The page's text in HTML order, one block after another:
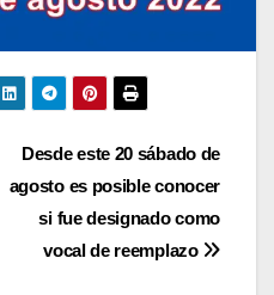
Desde este 20 sábado de
agosto es posible conocer
si fue designado como
vocal de reemplazo